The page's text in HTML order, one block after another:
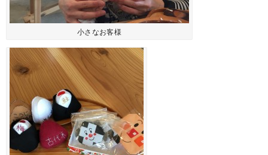
小さなお客様